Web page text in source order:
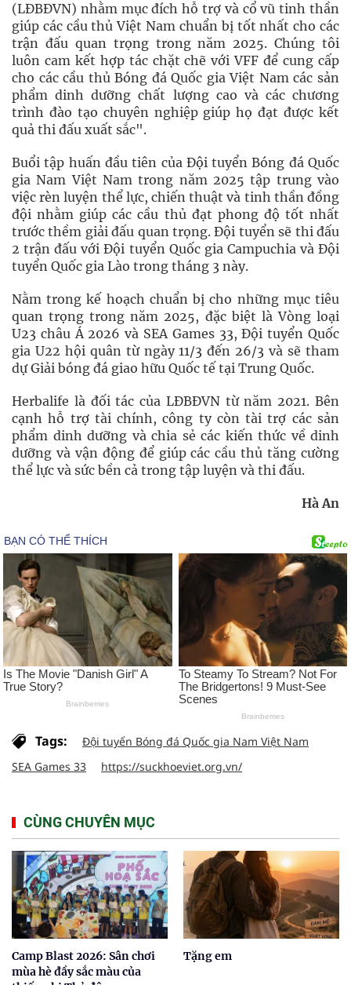
(LĐBĐVN) nhằm mục đích hỗ trợ và cổ vũ tinh thần
giúp các cầu thủ Việt Nam chuẩn bị tốt nhất cho các
trận đấu quan trọng trong năm 2025. Chúng tôi
luôn cam kết hợp tác chặt chẽ với VFF để cung cấp
cho các cầu thủ Bóng đá Quốc gia Việt Nam các sản
phẩm dinh dưỡng chất lượng cao và các chương
trình đào tạo chuyên nghiệp giúp họ đạt được kết
quả thi đấu xuất sắc".
Buổi tập huấn đầu tiên của Đội tuyển Bóng đá Quốc
gia Nam Việt Nam trong năm 2025 tập trung vào
việc rèn luyện thể lực, chiến thuật và tinh thần đồng
đội nhằm giúp các cầu thủ đạt phong độ tốt nhất
trước thềm giải đấu quan trọng. Đội tuyển sẽ thi đấu
2 trận đấu với Đội tuyển Quốc gia Campuchia và Đội
tuyển Quốc gia Lào trong tháng 3 này.
Nằm trong kế hoạch chuẩn bị cho những mục tiêu
quan trọng trong năm 2025, đặc biệt là Vòng loại
U23 châu Á 2026 và SEA Games 33, Đội tuyển Quốc
gia U22 hội quân từ ngày 11/3 đến 26/3 và sẽ tham
dự Giải bóng đá giao hữu Quốc tế tại Trung Quốc.
Herbalife là đối tác của LĐBĐVN từ năm 2021. Bên
cạnh hỗ trợ tài chính, công ty còn tài trợ các sản
phẩm dinh dưỡng và chia sẻ các kiến thức về dinh
dưỡng và vận động để giúp các cầu thủ tăng cường
thể lực và sức bền cả trong tập luyện và thi đấu.
Hà An
Tags:
Đội tuyển Bóng đá Quốc gia Nam Việt Nam
SEA Games 33
https://suckhoeviet.org.vn/
CÙNG CHUYÊN MỤC
Camp Blast 2026: Sân chơi
mùa hè đầy sắc màu của
Tặng em